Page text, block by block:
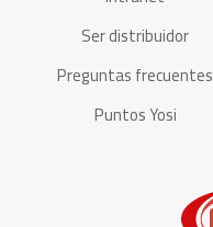
Ser distribuidor
Preguntas frecuentes
Puntos Yosi